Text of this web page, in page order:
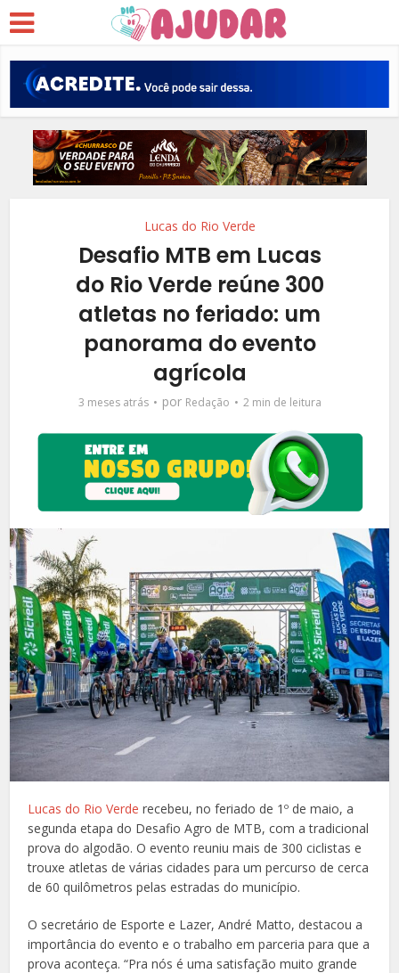
Lucas do Rio Verde
Desafio MTB em Lucas
do Rio Verde reúne 300
atletas no feriado: um
panorama do evento
agrícola
3 meses atrás por Redação 2 min de leitura
Lucas do Rio Verde recebeu, no feriado de 1º de maio, a
segunda etapa do Desafio Agro de MTB, com a tradicional
prova do algodão. O evento reuniu mais de 300 ciclistas e
trouxe atletas de várias cidades para um percurso de cerca
de 60 quilômetros pelas estradas do município.
O secretário de Esporte e Lazer, André Matto, destacou a
importância do evento e o trabalho em parceria para que a
prova aconteça. “Pra nós é uma satisfação muito grande